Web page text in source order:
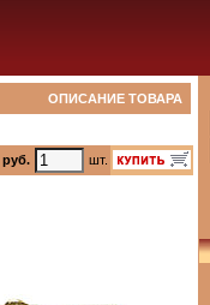
ОПИСАНИЕ ТОВАРА
руб.
шт.